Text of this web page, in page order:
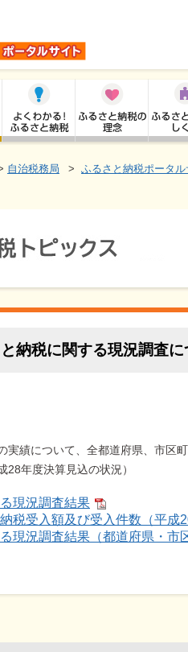
自治税務局 > ふるさと納税ポータル
納税に関する現況調査に
績について、全都道府県、市区
28年度決算見込の状況）
現況調査結果
税受入額及び受入件数（平成
現況調査結果（都道府県・市